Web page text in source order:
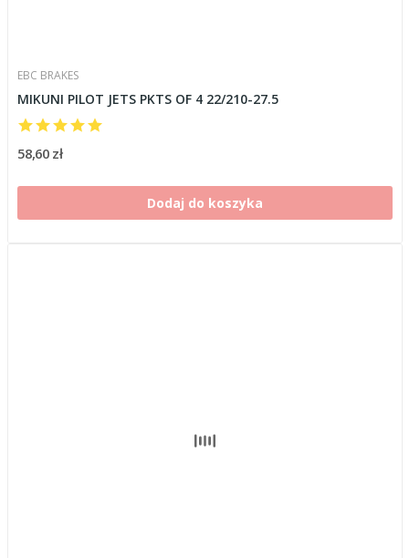
EBC BRAKES
MIKUNI PILOT JETS PKTS OF 4 22/210-27.5
58,60 zł
Dodaj do koszyka